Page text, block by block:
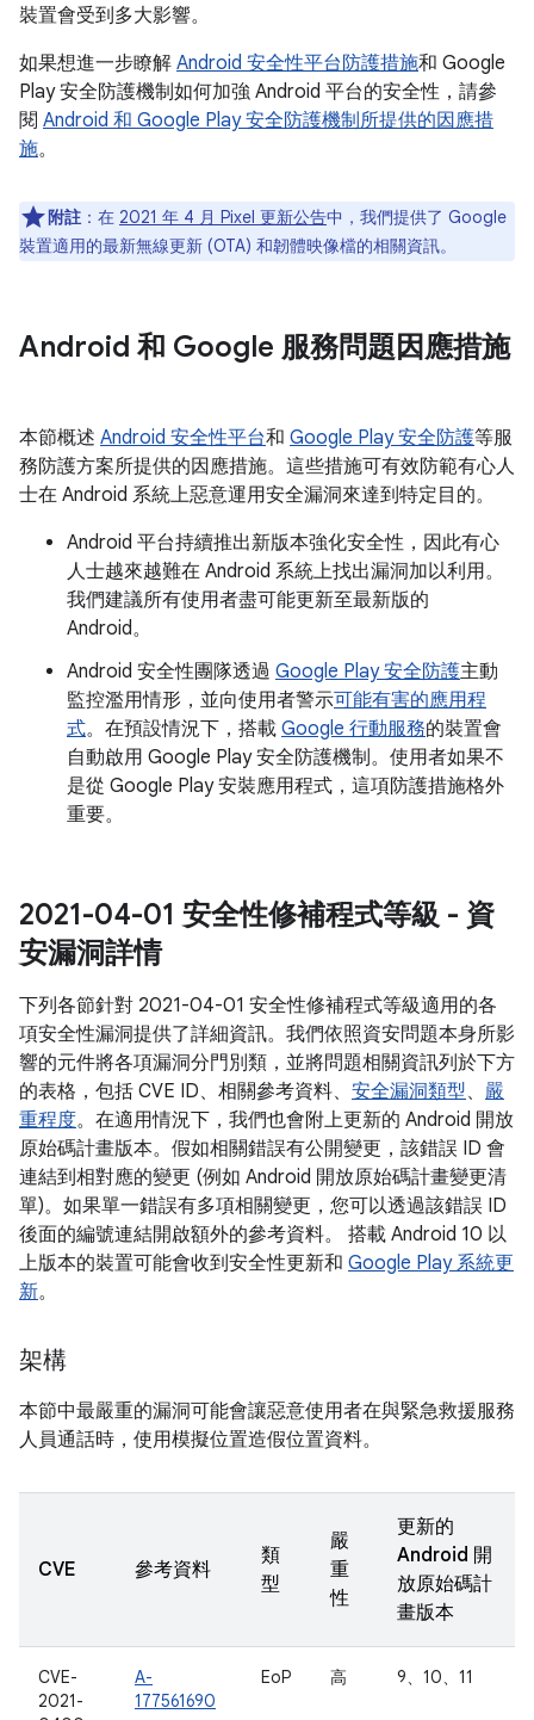
裝置會受到多大影響。
如果想進一步瞭解 Android 安全性平台防護措施和 Google
Play 安全防護機制如何加強 Android 平台的安全性，請參
閱 Android 和 Google Play 安全防護機制所提供的因應措
施。
附註 ：在 2021 年 4 月 Pixel 更新公告中，我們提供了 Google
裝置適用的最新無線更新 (OTA) 和韌體映像檔的相關資訊。
Android 和 Google 服務問題因應措施
本節概述 Android 安全性平台和 Google Play 安全防護等服
務防護方案所提供的因應措施。這些措施可有效防範有心人
士在 Android 系統上惡意運用安全漏洞來達到特定目的。
Android 平台持續推出新版本強化安全性，因此有心
人士越來越難在 Android 系統上找出漏洞加以利用。
我們建議所有使用者盡可能更新至最新版的
Android。
Android 安全性團隊透過 Google Play 安全防護主動
監控濫用情形，並向使用者警示可能有害的應用程
式。在預設情況下，搭載 Google 行動服務的裝置會
自動啟用 Google Play 安全防護機制。使用者如果不
是從 Google Play 安裝應用程式，這項防護措施格外
重要。
2021-04-01 安全性修補程式等級 - 資
安漏洞詳情
下列各節針對 2021-04-01 安全性修補程式等級適用的各
項安全性漏洞提供了詳細資訊。我們依照資安問題本身所影
響的元件將各項漏洞分門別類，並將問題相關資訊列於下方
的表格，包括 CVE ID、相關參考資料、 安全漏洞類型、 嚴
重程度。在適用情況下，我們也會附上更新的 Android 開放
原始碼計畫版本。假如相關錯誤有公開變更，該錯誤 ID 會
連結到相對應的變更 (例如 Android 開放原始碼計畫變更清
單)。如果單一錯誤有多項相關變更，您可以透過該錯誤 ID
後面的編號連結開啟額外的參考資料。 搭載 Android 10 以
上版本的裝置可能會收到安全性更新和 Google Play 系統更
新。
架構
本節中最嚴重的漏洞可能會讓惡意使用者在與緊急救援服務
人員通話時，使用模擬位置造假位置資料。
CVE 參考資料
類
型
嚴
重
性
更新的
Android 開
放原始碼計
畫版本
CVE-
2021-
A-
177561690
EoP 高 9、10、11